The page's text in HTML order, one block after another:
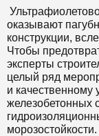
оказывают
конструкции,
Чтобы
эксперты
целый ряд
и качественному
железобетонных
морозостойкости.